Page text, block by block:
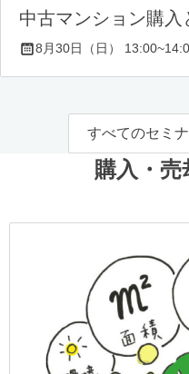
中古マンション購
8月30日（日）
すべてのセミ
購入・売